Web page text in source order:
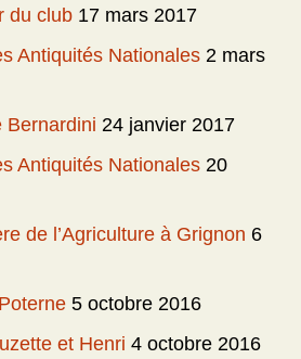
du club 17 mars 2017
Antiquités Nationales 2 mars
Bernardini 24 janvier 2017
Antiquités Nationales 20
de l’Agriculture à Grignon 6
5 octobre 2016
et Henri 4 octobre 2016